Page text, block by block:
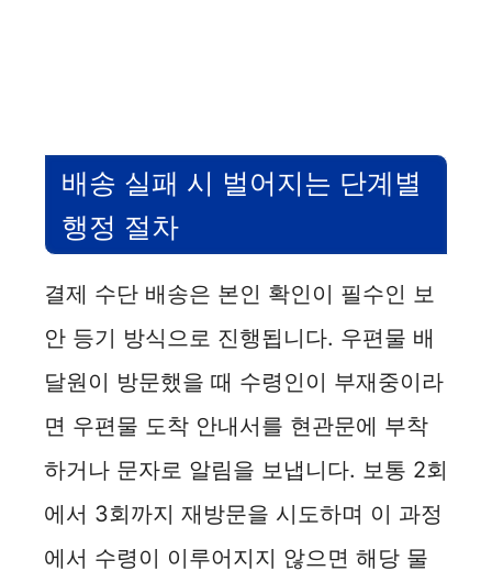
배송 실패 시 벌어지는 단계별
행정 절차
결제 수단 배송은 본인 확인이 필수인 보
안 등기 방식으로 진행됩니다. 우편물 배
달원이 방문했을 때 수령인이 부재중이라
면 우편물 도착 안내서를 현관문에 부착
하거나 문자로 알림을 보냅니다. 보통 2회
에서 3회까지 재방문을 시도하며 이 과정
에서 수령이 이루어지지 않으면 해당 물